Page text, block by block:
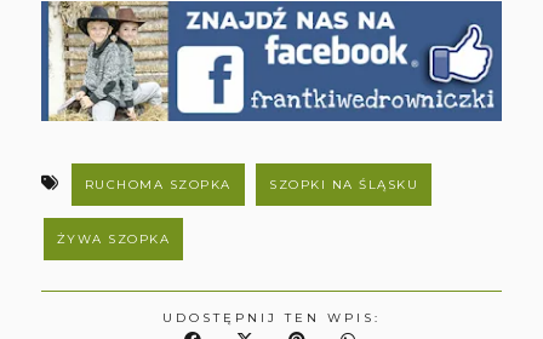
RUCHOMA SZOPKA SZOPKI NA ŚLĄSKU
ŻYWA SZOPKA
UDOSTĘPNIJ TEN WPIS: